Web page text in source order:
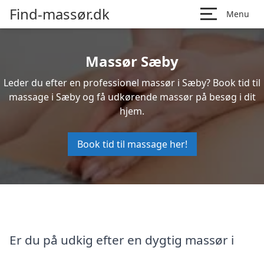
Find-massør.dk Menu
Massør Sæby
Leder du efter en professionel massør i Sæby? Book tid til
massage i Sæby og få udkørende massør på besøg i dit
hjem.
Book tid til massage her!
Er du på udkig efter en dygtig massør i